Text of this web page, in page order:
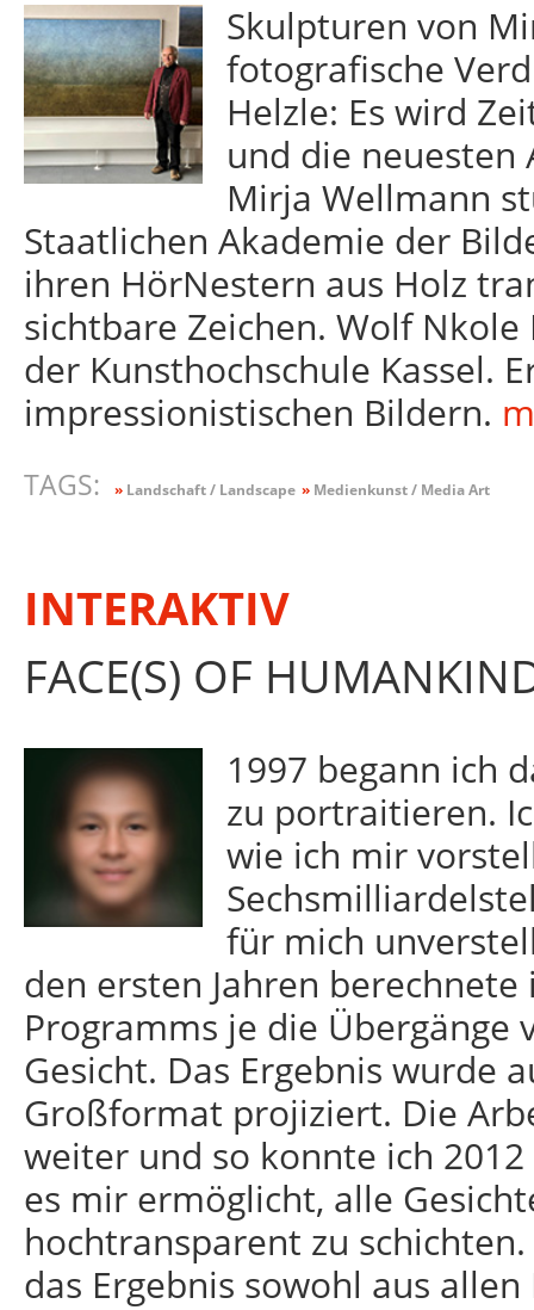
Skulpturen von
fotografische
Helzle: Es wird
und die neuesten
Mirja Wellmann
Staatlichen Akademie der
ihren HörNestern aus Holz
sichtbare Zeichen. Wolf
der Kunsthochschule Kassel.
impressionistischen Bildern.
TAGS: »Landschaft / Landscape »Medienkunst / Media Art
INTERAKTIV
FACE(S) OF
1997 begann ich
zu portraitieren.
wie ich mir
für mich
den ersten Jahren
Programms je die Übergänge
Gesicht. Das Ergebnis wurde
Großformat projiziert. Die
weiter und so konnte ich
es mir ermöglicht, alle
hochtransparent zu
das Ergebnis sowohl aus